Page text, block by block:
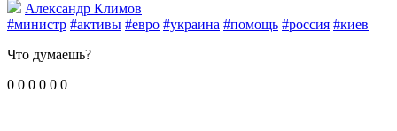
Александр Климов
#министр #активы #евро #украина #помощь #россия #киев
Что думаешь?
0 0 0 0 0 0